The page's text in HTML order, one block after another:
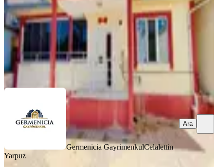
4.250.000 ₺
Germenicia GayrimenkulCelalettin Yarpuz
Ara
Germenicia GayrimenkulCelalettin
Yarpuz
Ara